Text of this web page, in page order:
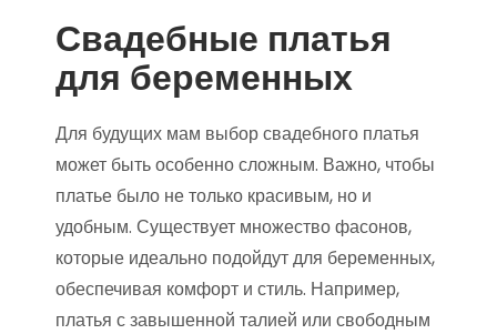
Свадебные платья
для беременных
Для будущих мам выбор свадебного платья
может быть особенно сложным. Важно, чтобы
платье было не только красивым, но и
удобным. Существует множество фасонов,
которые идеально подойдут для беременных,
обеспечивая комфорт и стиль. Например,
платья с завышенной талией или свободным